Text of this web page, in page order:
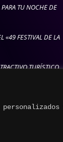
PARA TU NOCHE DE
«49 FESTIVAL DE LA
TURÍSTICO